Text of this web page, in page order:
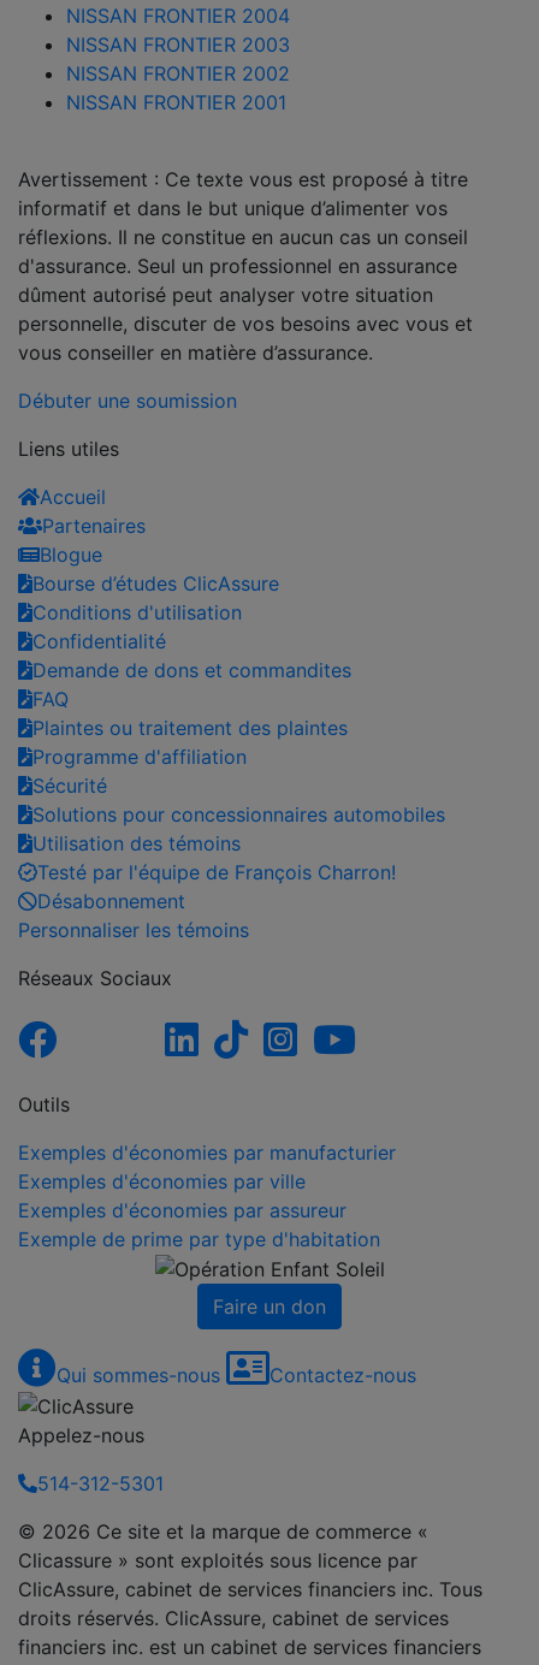
NISSAN FRONTIER 2004
NISSAN FRONTIER 2003
NISSAN FRONTIER 2002
NISSAN FRONTIER 2001
Avertissement : Ce texte vous est proposé à titre
informatif et dans le but unique d’alimenter vos
réflexions. Il ne constitue en aucun cas un conseil
d'assurance. Seul un professionnel en assurance
dûment autorisé peut analyser votre situation
personnelle, discuter de vos besoins avec vous et
vous conseiller en matière d’assurance.
Débuter une soumission
Liens utiles
Accueil
Partenaires
Blogue
Bourse d’études ClicAssure
Conditions d'utilisation
Confidentialité
Demande de dons et commandites
FAQ
Plaintes ou traitement des plaintes
Programme d'affiliation
Sécurité
Solutions pour concessionnaires automobiles
Utilisation des témoins
Testé par l'équipe de François Charron!
Désabonnement
Personnaliser les témoins
Réseaux Sociaux
Outils
Exemples d'économies par manufacturier
Exemples d'économies par ville
Exemples d'économies par assureur
Exemple de prime par type d'habitation
Faire un don
Qui sommes-nous Contactez-nous
Appelez-nous
514-312-5301
© 2026 Ce site et la marque de commerce «
Clicassure » sont exploités sous licence par
ClicAssure, cabinet de services financiers inc. Tous
droits réservés. ClicAssure, cabinet de services
financiers inc. est un cabinet de services financiers